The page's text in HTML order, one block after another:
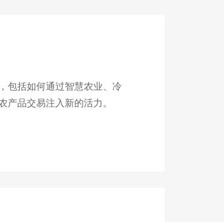
包括如何通过智慧农业、冷
品交易注入新的活力。